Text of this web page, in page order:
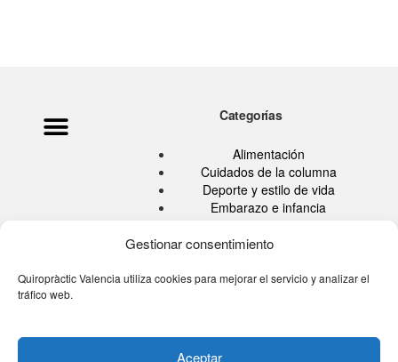
Gestionar consentimiento
Quiropràctic Valencia utiliza cookies para mejorar el servicio y analizar el
tráfico web.
Aceptar
Categorías
Alimentación
Cuidados de la columna
Deporte y estilo de vida
Embarazo e infancia
Quiropráctica
Sin categoría